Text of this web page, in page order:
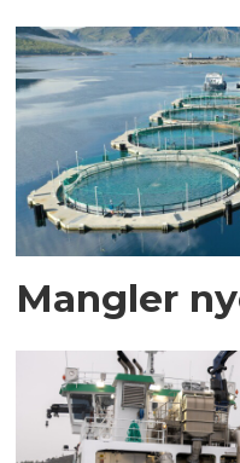
Mangler